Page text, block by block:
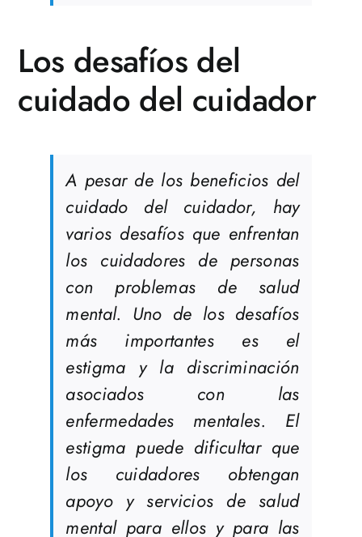
Los desafíos del
cuidado del cuidador
A pesar de los beneficios del
cuidado del cuidador, hay
varios desafíos que enfrentan
los cuidadores de personas
con problemas de salud
mental. Uno de los desafíos
más importantes es el
estigma y la discriminación
asociados con las
enfermedades mentales. El
estigma puede dificultar que
los cuidadores obtengan
apoyo y servicios de salud
mental para ellos y para las